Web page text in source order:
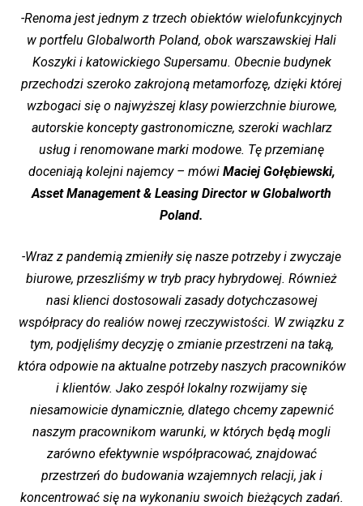
-Renoma jest jednym z trzech obiektów wielofunkcyjnych
w portfelu Globalworth Poland, obok warszawskiej Hali
Koszyki i katowickiego Supersamu. Obecnie budynek
przechodzi szeroko zakrojoną metamorfozę, dzięki której
wzbogaci się o najwyższej klasy powierzchnie biurowe,
autorskie koncepty gastronomiczne, szeroki wachlarz
usług i renomowane marki modowe. Tę przemianę
doceniają kolejni najemcy – mówi Maciej Gołębiewski,
Asset Management & Leasing Director w Globalworth
Poland.
-Wraz z pandemią zmieniły się nasze potrzeby i zwyczaje
biurowe, przeszliśmy w tryb pracy hybrydowej. Również
nasi klienci dostosowali zasady dotychczasowej
współpracy do realiów nowej rzeczywistości. W związku z
tym, podjęliśmy decyzję o zmianie przestrzeni na taką,
która odpowie na aktualne potrzeby naszych pracowników
i klientów. Jako zespół lokalny rozwijamy się
niesamowicie dynamicznie, dlatego chcemy zapewnić
naszym pracownikom warunki, w których będą mogli
zarówno efektywnie współpracować, znajdować
przestrzeń do budowania wzajemnych relacji, jak i
koncentrować się na wykonaniu swoich bieżących zadań.